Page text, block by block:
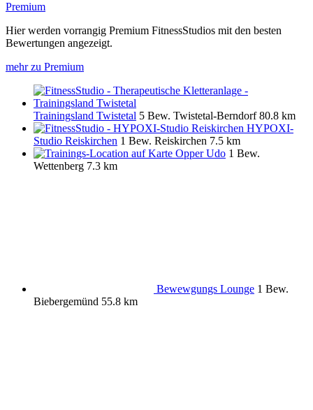
Premium
Hier werden vorrangig Premium FitnessStudios mit den besten
Bewertungen angezeigt.
mehr zu Premium
Trainingsland Twistetal 5 Bew. Twistetal-Berndorf 80.8 km
HYPOXI-
Studio Reiskirchen 1 Bew. Reiskirchen 7.5 km
Opper Udo 1 Bew.
Wettenberg 7.3 km
Bewewgungs Lounge 1 Bew.
Biebergemünd 55.8 km